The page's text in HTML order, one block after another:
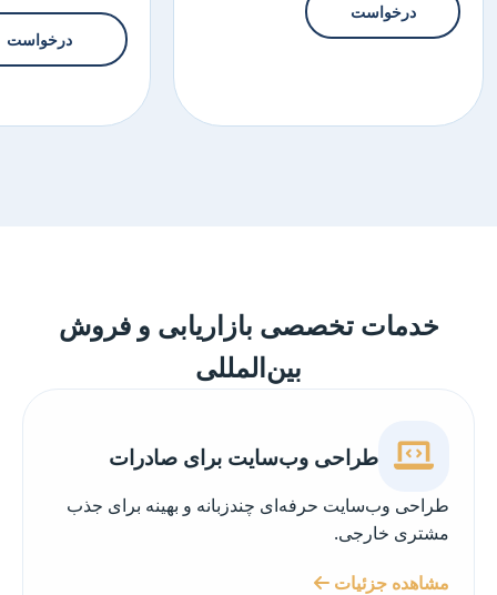
درخواست
درخواست
خدمات تخصصی بازاریابی و فروش
بین‌المللی
طراحی وب‌سایت برای صادرات
طراحی وب‌سایت حرفه‌ای چندزبانه و بهینه برای جذب
مشتری خارجی.
مشاهده جزئیات